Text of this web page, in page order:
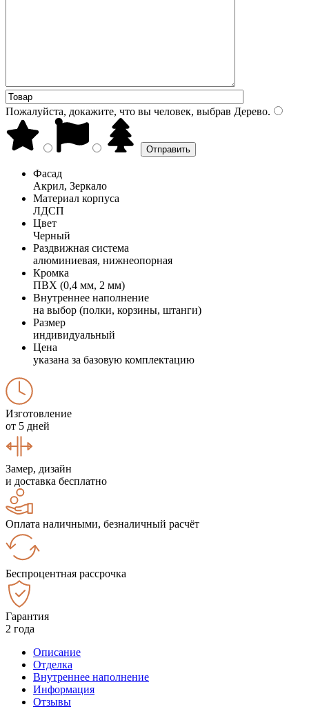
Пожалуйста, докажите, что вы человек, выбрав Дерево.
Фасад
Акрил, Зеркало
Материал корпуса
ЛДСП
Цвет
Черный
Раздвижная система
алюминиевая, нижнеопорная
Кромка
ПВХ (0,4 мм, 2 мм)
Внутреннее наполнение
на выбор (полки, корзины, штанги)
Размер
индивидуальный
Цена
указана за базовую комплектацию
Изготовление
от 5 дней
Замер, дизайн
и доставка бесплатно
Оплата наличными, безналичный расчёт
Беспроцентная рассрочка
Гарантия
2 года
Описание
Отделка
Внутреннее наполнение
Информация
Отзывы